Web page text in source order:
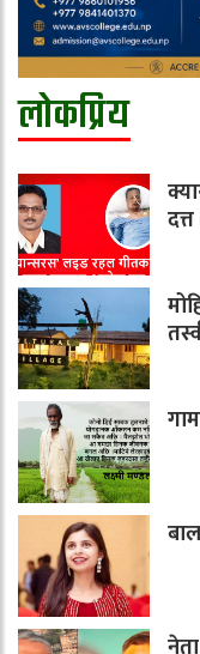
लोकप्रिय